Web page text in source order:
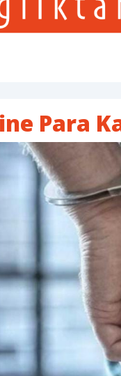
Para